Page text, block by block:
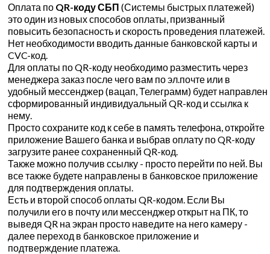
Оплата по QR-коду СБП (Системы быстрых платежей)
это один из новых способов оплаты, призванный
повысить безопасность и скорость проведения платежей.
Нет необходимости вводить данные банковской карты и
CVC-код.
Для оплаты по QR-коду необходимо разместить через
менеджера заказ после чего вам по эл.почте или в
удобный мессенджер (вацап, Телеграмм) будет направлен
сформированный индивидуальный QR-код и ссылка к
нему.
Просто сохраните код к себе в память телефона, откройте
приложение Вашего банка и выбрав оплату по QR-коду
загрузите ранее сохраненный QR-код.
Также можно получив ссылку - просто перейти по ней. Вы
все также будете направлены в банковское приложение
для подтверждения оплаты.
Есть и второй способ оплаты QR-кодом. Если Вы
получили его в почту или мессенджер открыт на ПК, то
выведя QR на экран просто наведите на него камеру -
далее переход в банковское приложение и
подтверждение платежа.